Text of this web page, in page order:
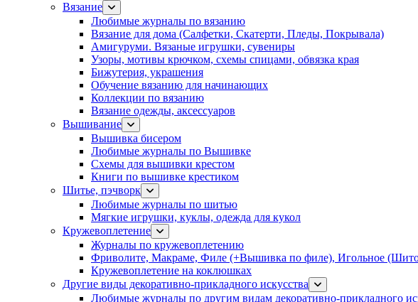
Вязание
Любимые журналы по вязанию
Вязание для дома (Салфетки, Скатерти, Пледы, Покрывала)
Амигуруми. Вязаные игрушки, сувениры
Узоры, мотивы крючком, схемы спицами, обвязка края
Бижутерия, украшения
Обучение вязанию для начинающих
Коллекции по вязанию
Вязание одежды, аксессуаров
Вышивание
Вышивка бисером
Любимые журналы по Вышивке
Схемы для вышивки крестом
Книги по вышивке крестиком
Шитье, пэчворк
Любимые журналы по шитью
Мягкие игрушки, куклы, одежда для кукол
Кружевоплетение
Журналы по кружевоплетению
Фриволите, Макраме, Филе (+Вышивка по филе), Игольное
Кружевоплетение на коклюшках
Другие виды декоративно-прикладного искусства
Любимые журналы по другим видам декоративно-прикладного